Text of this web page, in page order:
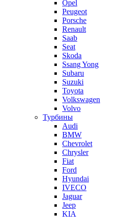
Opel
Peugeot
Porsche
Renault
Saab
Seat
Skoda
Ssang Yong
Subaru
Suzuki
Toyota
Volkswagen
Volvo
Турбины
Audi
BMW
Chevrolet
Chrysler
Fiat
Ford
Hyundai
IVECO
Jaguar
Jeep
KIA